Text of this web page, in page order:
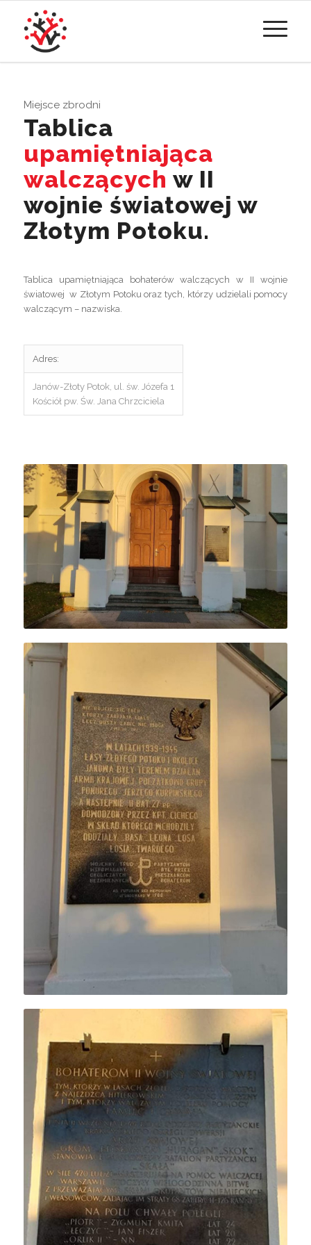
Miejsce zbrodni
Tablica
upamiętniająca
walczących w II
wojnie światowej w
Złotym Potoku.
Tablica upamiętniająca bohaterów walczących w II wojnie
światowej w Złotym Potoku oraz tych, którzy udzielali pomocy
walczącym – nazwiska.
Adres:
Janów-Złoty Potok, ul. św. Józefa 1
Kościół pw. Św. Jana Chrzciciela